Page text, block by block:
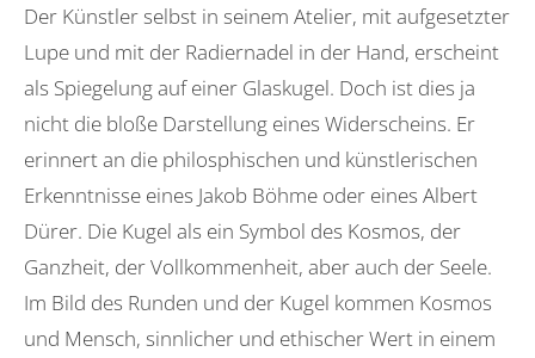
Der Künstler selbst in seinem Atelier, mit aufgesetzter
Lupe und mit der Radiernadel in der Hand, erscheint
als Spiegelung auf einer Glaskugel. Doch ist dies ja
nicht die bloße Darstellung eines Widerscheins. Er
erinnert an die philosphischen und künstlerischen
Erkenntnisse eines Jakob Böhme oder eines Albert
Dürer. Die Kugel als ein Symbol des Kosmos, der
Ganzheit, der Vollkommenheit, aber auch der Seele.
Im Bild des Runden und der Kugel kommen Kosmos
und Mensch, sinnlicher und ethischer Wert in einem